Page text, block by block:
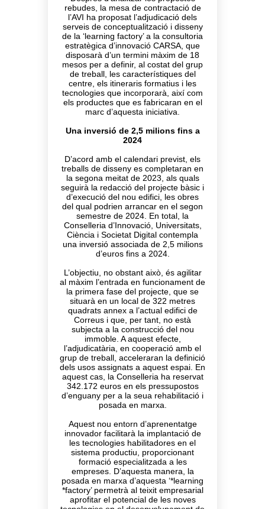
rebudes, la mesa de contractació de
l’AVI ha proposat l’adjudicació dels
serveis de conceptualització i disseny
de la ‘learning factory’ a la consultoria
estratègica d’innovació CARSA, que
disposarà d’un termini màxim de 18
mesos per a definir, al costat del grup
de treball, les característiques del
centre, els itineraris formatius i les
tecnologies que incorporarà, així com
els productes que es fabricaran en el
marc d’aquesta iniciativa.
Una inversió de 2,5 milions fins a
2024
D’acord amb el calendari previst, els
treballs de disseny es completaran en
la segona meitat de 2023, als quals
seguirà la redacció del projecte bàsic i
d’execució del nou edifici, les obres
del qual podrien arrancar en el segon
semestre de 2024. En total, la
Conselleria d’Innovació, Universitats,
Ciència i Societat Digital contempla
una inversió associada de 2,5 milions
d’euros fins a 2024.
L’objectiu, no obstant això, és agilitar
al màxim l’entrada en funcionament de
la primera fase del projecte, que se
situarà en un local de 322 metres
quadrats annex a l’actual edifici de
Correus i que, per tant, no està
subjecta a la construcció del nou
immoble. A aquest efecte,
l’adjudicatària, en cooperació amb el
grup de treball, acceleraran la definició
dels usos assignats a aquest espai. En
aquest cas, la Conselleria ha reservat
342.172 euros en els pressupostos
d’enguany per a la seua rehabilitació i
posada en marxa.
Aquest nou entorn d’aprenentatge
innovador facilitarà la implantació de
les tecnologies habilitadores en el
sistema productiu, proporcionant
formació especialitzada a les
empreses. D’aquesta manera, la
posada en marxa d’aquesta ‘*learning
*factory’ permetrà al teixit empresarial
aprofitar el potencial de les noves